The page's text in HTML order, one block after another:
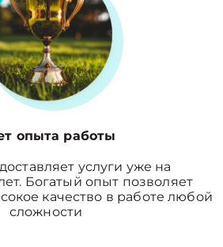
опыта работы
услуги уже на
Богатый опыт позволяет
качество в работе любой
сложности